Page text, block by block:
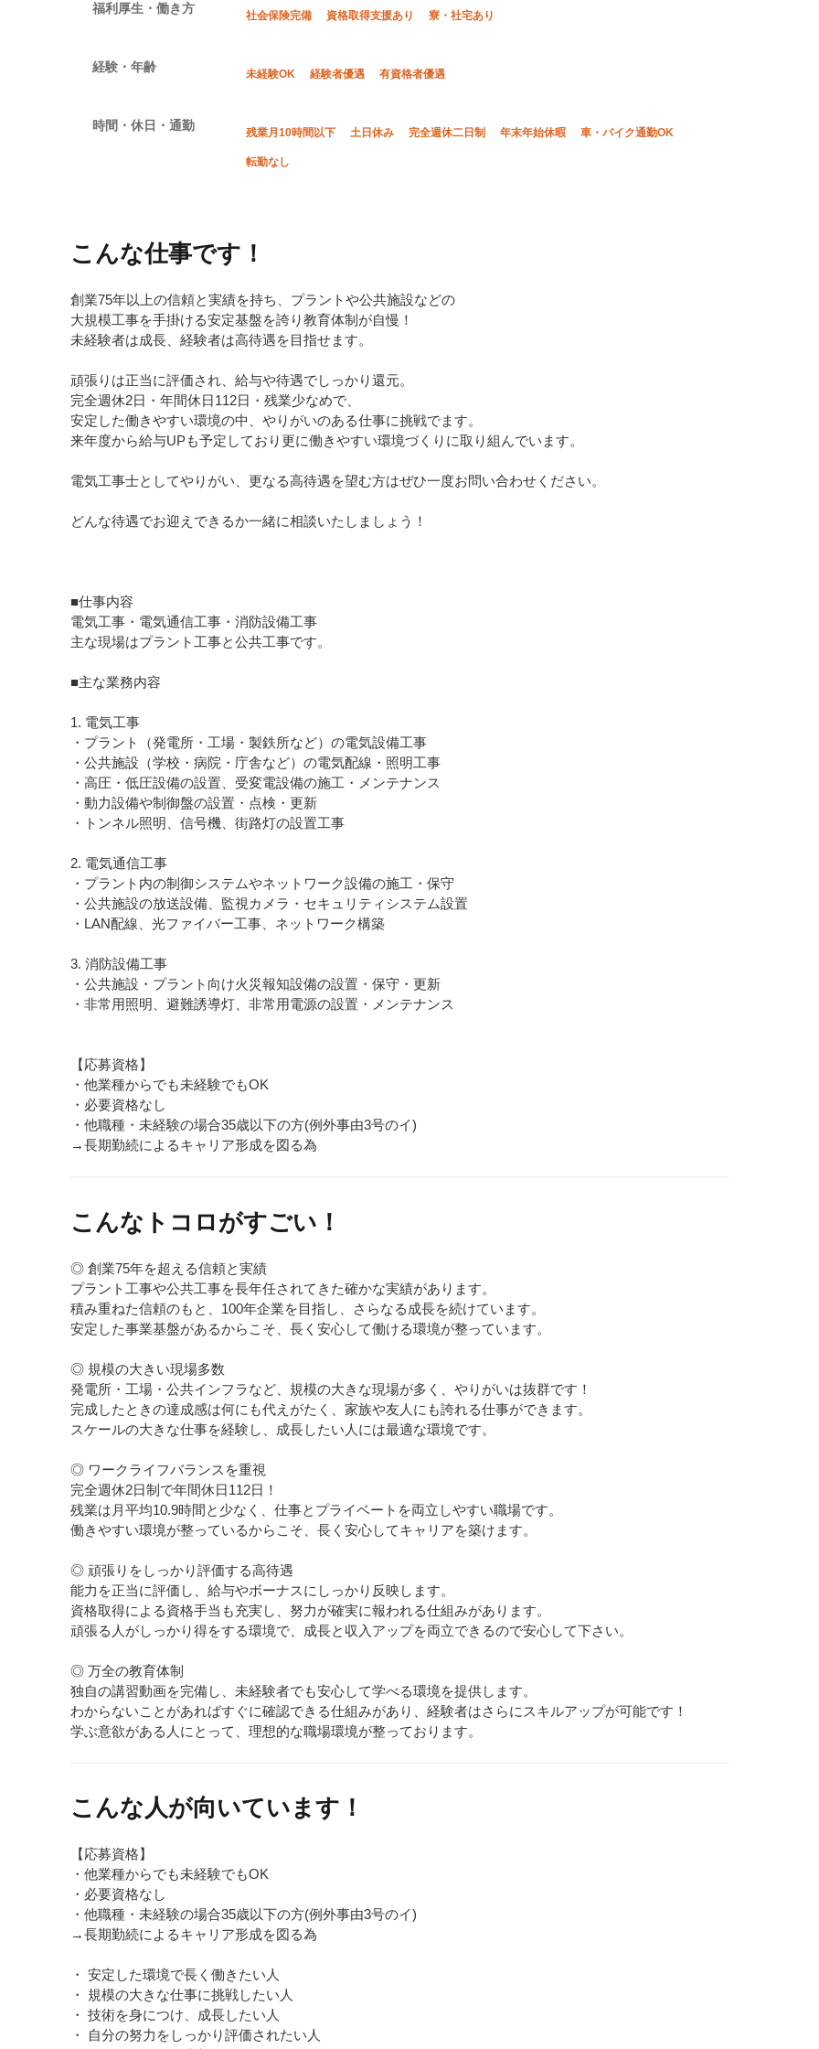
福利厚生・働き方 社会保険完備 資格取得支援あり 寮・社宅あり
経験・年齢 未経験OK 経験者優遇 有資格者優遇
時間・休日・通勤 残業月10時間以下 土日休み 完全週休二日制 年末年始休暇 車・バイク通勤OK
転勤なし
こんな仕事です！
創業75年以上の信頼と実績を持ち、プラントや公共施設などの
大規模工事を手掛ける安定基盤を誇り教育体制が自慢！
未経験者は成長、経験者は高待遇を目指せます。
頑張りは正当に評価され、給与や待遇でしっかり還元。
完全週休2日・年間休日112日・残業少なめで、
安定した働きやすい環境の中、やりがいのある仕事に挑戦でます。
来年度から給与UPも予定しており更に働きやすい環境づくりに取り組んでいます。
電気工事士としてやりがい、更なる高待遇を望む方はぜひ一度お問い合わせください。
どんな待遇でお迎えできるか一緒に相談いたしましょう！
■仕事内容
電気工事・電気通信工事・消防設備工事
主な現場はプラント工事と公共工事です。
■主な業務内容
1. 電気工事
・プラント（発電所・工場・製鉄所など）の電気設備工事
・公共施設（学校・病院・庁舎など）の電気配線・照明工事
・高圧・低圧設備の設置、受変電設備の施工・メンテナンス
・動力設備や制御盤の設置・点検・更新
・トンネル照明、信号機、街路灯の設置工事
2. 電気通信工事
・プラント内の制御システムやネットワーク設備の施工・保守
・公共施設の放送設備、監視カメラ・セキュリティシステム設置
・LAN配線、光ファイバー工事、ネットワーク構築
3. 消防設備工事
・公共施設・プラント向け火災報知設備の設置・保守・更新
・非常用照明、避難誘導灯、非常用電源の設置・メンテナンス
【応募資格】
・他業種からでも未経験でもOK
・必要資格なし
・他職種・未経験の場合35歳以下の方(例外事由3号のイ)
→長期勤続によるキャリア形成を図る為
こんなトコロがすごい！
◎ 創業75年を超える信頼と実績
プラント工事や公共工事を長年任されてきた確かな実績があります。
積み重ねた信頼のもと、100年企業を目指し、さらなる成長を続けています。
安定した事業基盤があるからこそ、長く安心して働ける環境が整っています。
◎ 規模の大きい現場多数
発電所・工場・公共インフラなど、規模の大きな現場が多く、やりがいは抜群です！
完成したときの達成感は何にも代えがたく、家族や友人にも誇れる仕事ができます。
スケールの大きな仕事を経験し、成長したい人には最適な環境です。
◎ ワークライフバランスを重視
完全週休2日制で年間休日112日！
残業は月平均10.9時間と少なく、仕事とプライベートを両立しやすい職場です。
働きやすい環境が整っているからこそ、長く安心してキャリアを築けます。
◎ 頑張りをしっかり評価する高待遇
能力を正当に評価し、給与やボーナスにしっかり反映します。
資格取得による資格手当も充実し、努力が確実に報われる仕組みがあります。
頑張る人がしっかり得をする環境で、成長と収入アップを両立できるので安心して下さい。
◎ 万全の教育体制
独自の講習動画を完備し、未経験者でも安心して学べる環境を提供します。
わからないことがあればすぐに確認できる仕組みがあり、経験者はさらにスキルアップが可能です！
学ぶ意欲がある人にとって、理想的な職場環境が整っております。
こんな人が向いています！
【応募資格】
・他業種からでも未経験でもOK
・必要資格なし
・他職種・未経験の場合35歳以下の方(例外事由3号のイ)
→長期勤続によるキャリア形成を図る為
・ 安定した環境で長く働きたい人
・ 規模の大きな仕事に挑戦したい人
・ 技術を身につけ、成長したい人
・ 自分の努力をしっかり評価されたい人